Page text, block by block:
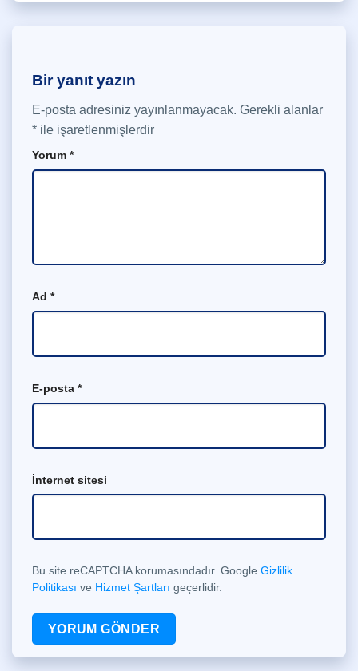
Bir yanıt yazın
E-posta adresiniz yayınlanmayacak. Gerekli alanlar
* ile işaretlenmişlerdir
Yorum *
Ad *
E-posta *
İnternet sitesi
Bu site reCAPTCHA korumasındadır. Google Gizlilik
Politikası ve Hizmet Şartları geçerlidir.